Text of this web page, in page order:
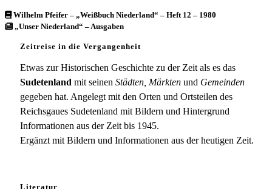
Wilhelm Pfeifer – „Weißbuch Niederland“ – Heft 12 – 1980
„Unser Niederland“ – Ausgaben
Zeitreise in die Vergangenheit
Etwas zur Historischen Geschichte zu der Zeit als es das
Sudetenland mit seinen Städten, Märkten und Gemeinden
gegeben hat. Angelegt mit den Orten und Ortsteilen des
Reichsgaues Sudetenland mit Bildern und Hintergrund
Informationen aus der Zeit bis 1945.
Ergänzt mit Bildern und Informationen aus der heutigen Zeit.
Literatur